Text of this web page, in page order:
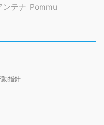
ンテナ Pommu
動指針